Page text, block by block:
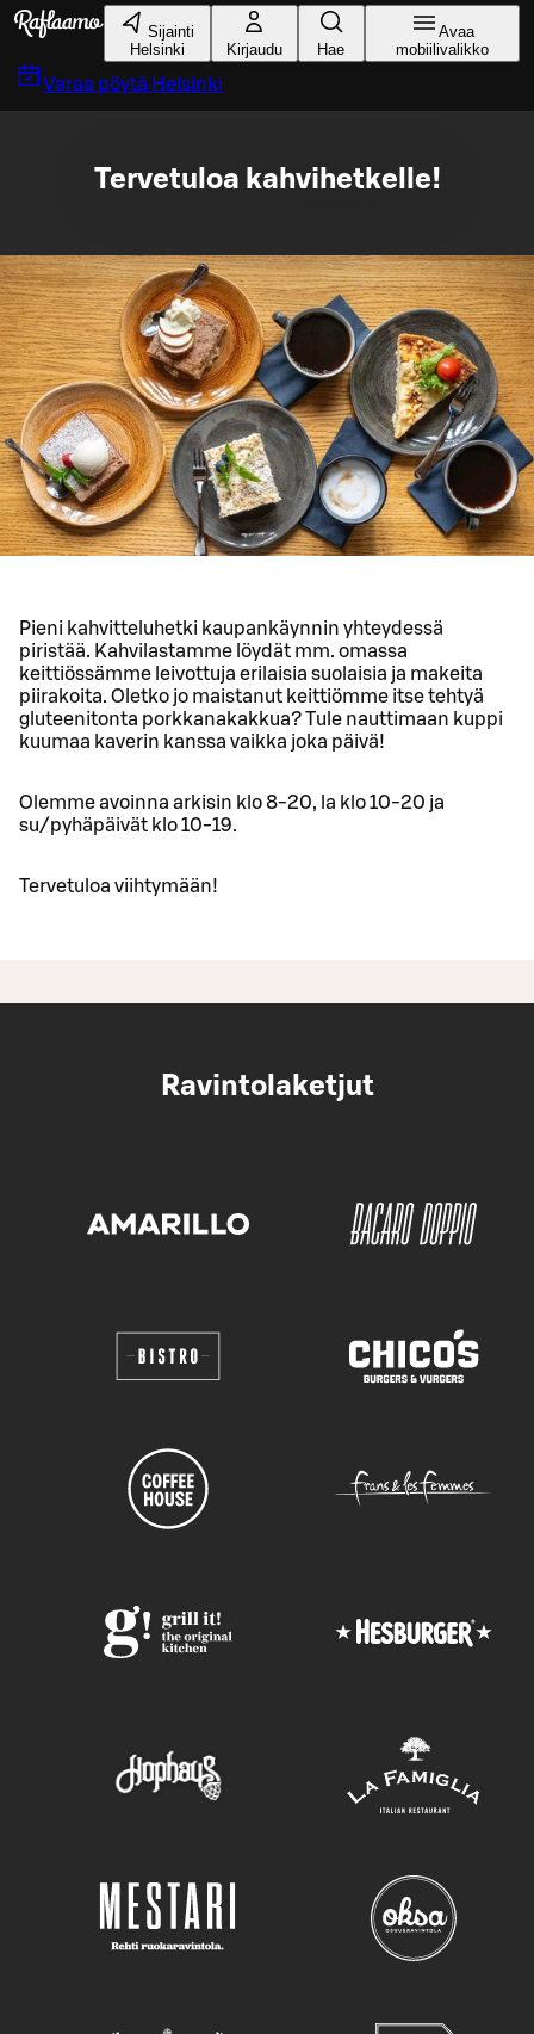
Siirry pääsisältöön
Sijainti
Helsinki
Kirjaudu Hae
Avaa
mobiilivalikko
Varaa pöytä Helsinki
Tervetuloa kahvihetkelle!
Pieni kahvitteluhetki kaupankäynnin yhteydessä
piristää. Kahvilastamme löydät mm. omassa
keittiössämme leivottuja erilaisia suolaisia ja makeita
piirakoita. Oletko jo maistanut keittiömme itse tehtyä
gluteenitonta porkkanakakkua? Tule nauttimaan kuppi
kuumaa kaverin kanssa vaikka joka päivä!
Olemme avoinna arkisin klo 8-20, la klo 10-20 ja
su/pyhäpäivät klo 10-19.
Tervetuloa viihtymään!
Ravintolaketjut